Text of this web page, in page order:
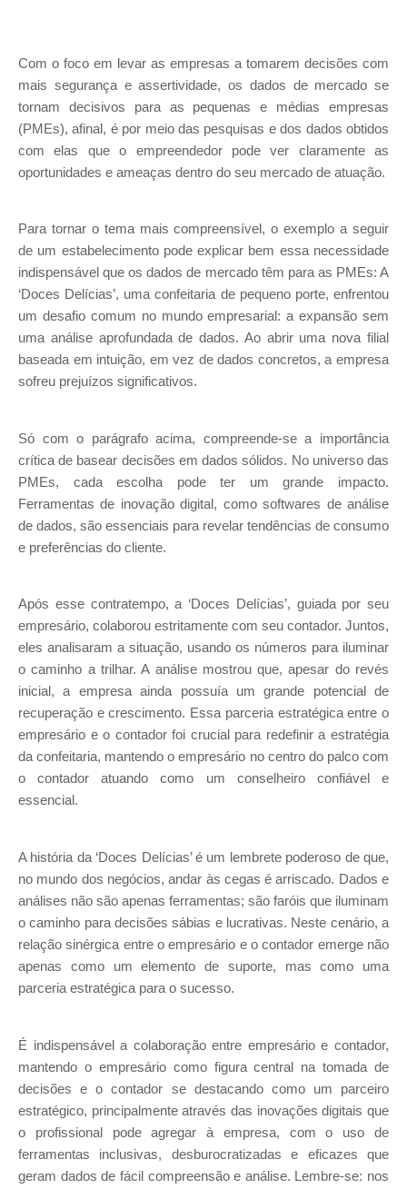
Com o foco em levar as empresas a tomarem decisões com
mais segurança e assertividade, os dados de mercado se
tornam decisivos para as pequenas e médias empresas
(PMEs), afinal, é por meio das pesquisas e dos dados obtidos
com elas que o empreendedor pode ver claramente as
oportunidades e ameaças dentro do seu mercado de atuação.
Para tornar o tema mais compreensível, o exemplo a seguir
de um estabelecimento pode explicar bem essa necessidade
indispensável que os dados de mercado têm para as PMEs: A
‘Doces Delícias’, uma confeitaria de pequeno porte, enfrentou
um desafio comum no mundo empresarial: a expansão sem
uma análise aprofundada de dados. Ao abrir uma nova filial
baseada em intuição, em vez de dados concretos, a empresa
sofreu prejuízos significativos.
Só com o parágrafo acima, compreende-se a importância
crítica de basear decisões em dados sólidos. No universo das
PMEs, cada escolha pode ter um grande impacto.
Ferramentas de inovação digital, como softwares de análise
de dados, são essenciais para revelar tendências de consumo
e preferências do cliente.
Após esse contratempo, a ‘Doces Delícias’, guiada por seu
empresário, colaborou estritamente com seu contador. Juntos,
eles analisaram a situação, usando os números para iluminar
o caminho a trilhar. A análise mostrou que, apesar do revés
inicial, a empresa ainda possuía um grande potencial de
recuperação e crescimento. Essa parceria estratégica entre o
empresário e o contador foi crucial para redefinir a estratégia
da confeitaria, mantendo o empresário no centro do palco com
o contador atuando como um conselheiro confiável e
essencial.
A história da ‘Doces Delícias’ é um lembrete poderoso de que,
no mundo dos negócios, andar às cegas é arriscado. Dados e
análises não são apenas ferramentas; são faróis que iluminam
o caminho para decisões sábias e lucrativas. Neste cenário, a
relação sinérgica entre o empresário e o contador emerge não
apenas como um elemento de suporte, mas como uma
parceria estratégica para o sucesso.
É indispensável a colaboração entre empresário e contador,
mantendo o empresário como figura central na tomada de
decisões e o contador se destacando como um parceiro
estratégico, principalmente através das inovações digitais que
o profissional pode agregar à empresa, com o uso de
ferramentas inclusivas, desburocratizadas e eficazes que
geram dados de fácil compreensão e análise. Lembre-se: nos